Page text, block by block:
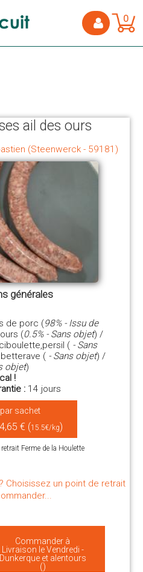
0
ail des ours
(Steenwerck - 59181)
générales
de porc (98% - Issu de
(0.5% - Sans objet) /
( - Sans
( - Sans objet) /
objet)
!
: 14 jours
sachet
€ (15.5€/kg)
Ferme de la Houlette
Choisissez un point de retrait
Commander à
Livraison le Vendredi -
Dunkerque et alentours
()